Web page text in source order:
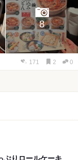
8
171 2 0